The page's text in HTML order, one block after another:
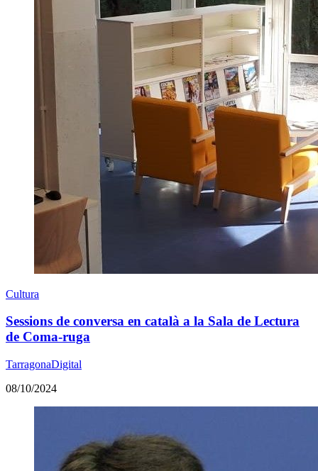
Cultura
Sessions de conversa en català a la Sala de Lectura
de Coma-ruga
TarragonaDigital
08/10/2024